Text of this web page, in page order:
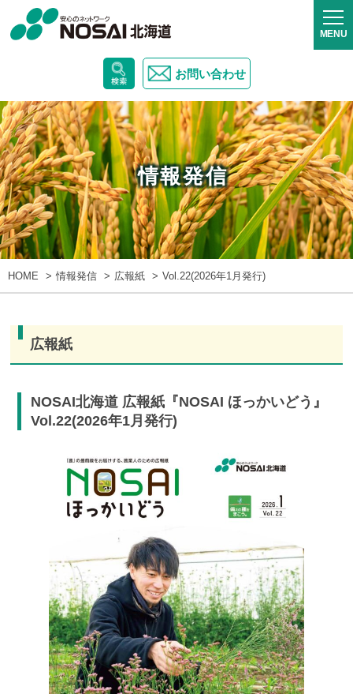
お問い合わせ
情報発信
HOME 情報発信 広報紙 Vol.22(2026年1月発行)
広報紙
NOSAI北海道 広報紙『NOSAI ほっかいどう』
Vol.22(2026年1月発行)